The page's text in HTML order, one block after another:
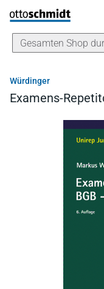
Direkt zum Inhalt
Würdinger
Examens-